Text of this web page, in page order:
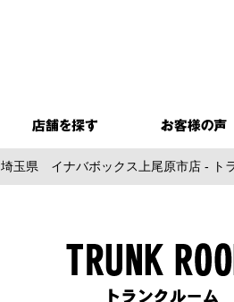
埼玉県 イナバボックス上尾原市店 - ト